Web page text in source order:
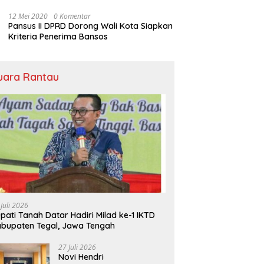
12 Mei 2020 0 Komentar
Pansus II DPRD Dorong Wali Kota Siapkan
Kriteria Penerima Bansos
Rantau
2026
Tanah Datar Hadiri Milad ke-1 IKTD
Tegal, Jawa Tengah
27 Juli 2026
Novi Hendri